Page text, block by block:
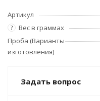
Артикул
? Вес в граммах
Проба (Варианты
изготовления)
Задать вопрос